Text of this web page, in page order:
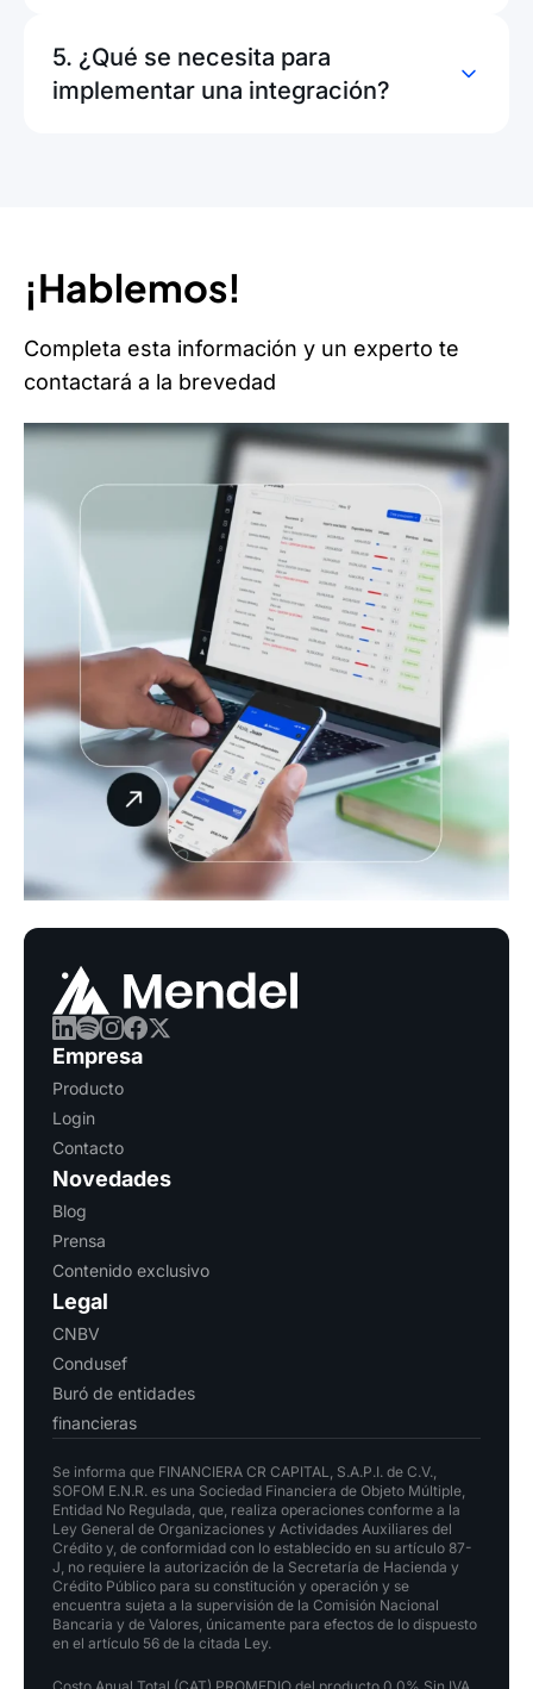
5. ¿Qué se necesita para
implementar una integración?
¡Hablemos!
Completa esta información y un experto te
contactará a la brevedad
Empresa
Producto
Login
Contacto
Novedades
Blog
Prensa
Contenido exclusivo
Legal
CNBV
Condusef
Buró de entidades
financieras
Se informa que FINANCIERA CR CAPITAL, S.A.P.I. de C.V.,
SOFOM E.N.R. es una Sociedad Financiera de Objeto Múltiple,
Entidad No Regulada, que, realiza operaciones conforme a la
Ley General de Organizaciones y Actividades Auxiliares del
Crédito y, de conformidad con lo establecido en su artículo 87-
J, no requiere la autorización de la Secretaría de Hacienda y
Crédito Público para su constitución y operación y se
encuentra sujeta a la supervisión de la Comisión Nacional
Bancaria y de Valores, únicamente para efectos de lo dispuesto
en el artículo 56 de la citada Ley.